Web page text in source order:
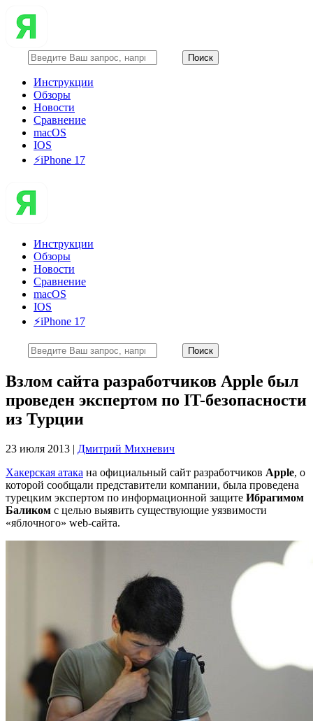
Инструкции
Обзоры
Новости
Сравнение
macOS
IOS
⚡️iPhone 17
Инструкции
Обзоры
Новости
Сравнение
macOS
IOS
⚡️iPhone 17
Взлом сайта разработчиков Apple был
проведен экспертом по IT-безопасности
из Турции
23 июля 2013 | Дмитрий Михневич
Хакерская атака на официальный сайт разработчиков Apple, о
которой сообщали представители компании, была проведена
турецким экспертом по информационной защите Ибрагимом
Баликом с целью выявить существующие уязвимости
«яблочного» web-сайта.